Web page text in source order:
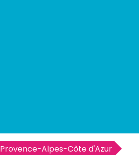
Provence-Alpes-Côte d'Azur